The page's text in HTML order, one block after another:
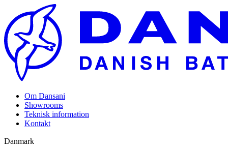
Om Dansani
Showrooms
Teknisk information
Kontakt
Danmark